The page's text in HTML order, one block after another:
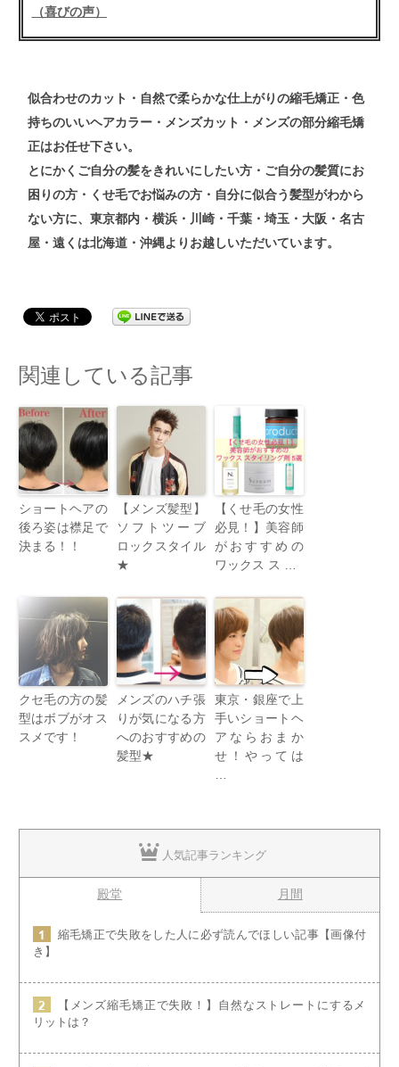
（喜びの声）
似合わせのカット ・自然で柔らかな仕上がりの縮毛矯正・色
持ちのいいヘアカラー・メンズカット ・メンズの部分縮毛矯
正はお任せ下さい。
とにかくご自分の髪をきれいにしたい方・ご自分の髪質にお
困りの方・くせ毛でお悩みの方・自分に似合う髪型がわから
ない方に、東京都内・横浜・川崎・千葉・埼玉・大阪・名古
屋・遠くは北海道・沖縄よりお越しいただいています。
関連している記事
ショートヘアの
後ろ姿は襟足で
決まる！！
【メンズ髪型】
ソフトツーブ
ロックスタイル
★
【くせ毛の女性
必見！】美容師
がおすすめの
ワックス ス …
クセ毛の方の髪
型はボブがオス
スメです！
メンズのハチ張
りが気になる方
へのおすすめの
髪型★
東京・銀座で上
手いショートヘ
アならおまか
せ！やっては
人気記事ランキング
殿堂 月間
縮毛矯正で失敗をした人に必ず読んでほしい記事【画像付
き】
【メンズ縮毛矯正で失敗！】自然なストレートにするメ
リットは？